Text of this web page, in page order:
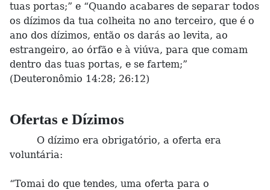
tuas portas;” e “Quando acabares de separar todos
os dízimos da tua colheita no ano terceiro, que é o
ano dos dízimos, então os darás ao levita, ao
estrangeiro, ao órfão e à viúva, para que comam
dentro das tuas portas, e se fartem;”
(Deuteronômio 14:28; 26:12)
Ofertas e Dízimos
O dízimo era obrigatório, a oferta era
voluntária:
“Tomai do que tendes, uma oferta para o